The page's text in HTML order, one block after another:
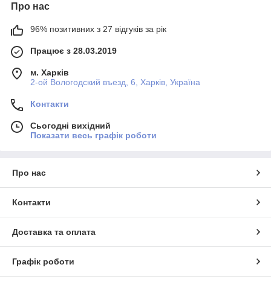
Про нас
96% позитивних з 27 відгуків за рік
Працює з 28.03.2019
м. Харків
2-ой Вологодский въезд, 6, Харків, Україна
Контакти
Сьогодні вихідний
Показати весь графік роботи
Про нас
Контакти
Доставка та оплата
Графік роботи